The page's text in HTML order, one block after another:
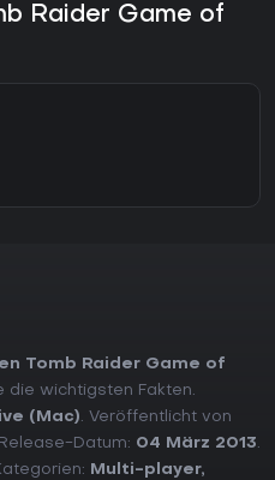
Raider Game of
Tomb Raider Game of
die wichtigsten Fakten.
(Mac). Veröffentlicht von
Datum: 04 März 2013.
Multi-player,